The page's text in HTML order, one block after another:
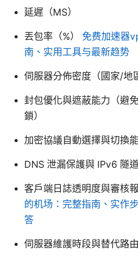
延遲（MS）
丟包率（%） 免费加速器
南、实用工具与最新趋势
伺服器分佈密度（國家/地
封包優化與遮蔽能力（避
鎖）
加密協議自動選擇與切換
DNS 泄漏保護與 IPv6 隧
客戶端日誌透明度與審核
的机场：完整指南、实作
答
伺服器維護時段與替代路